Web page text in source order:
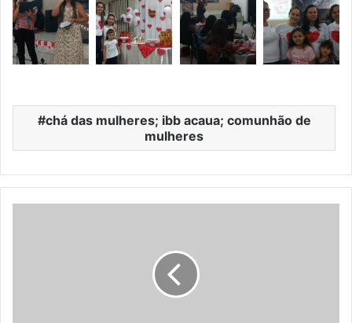
chá das mulheres; ibb acaua; comunhão de
mulheres